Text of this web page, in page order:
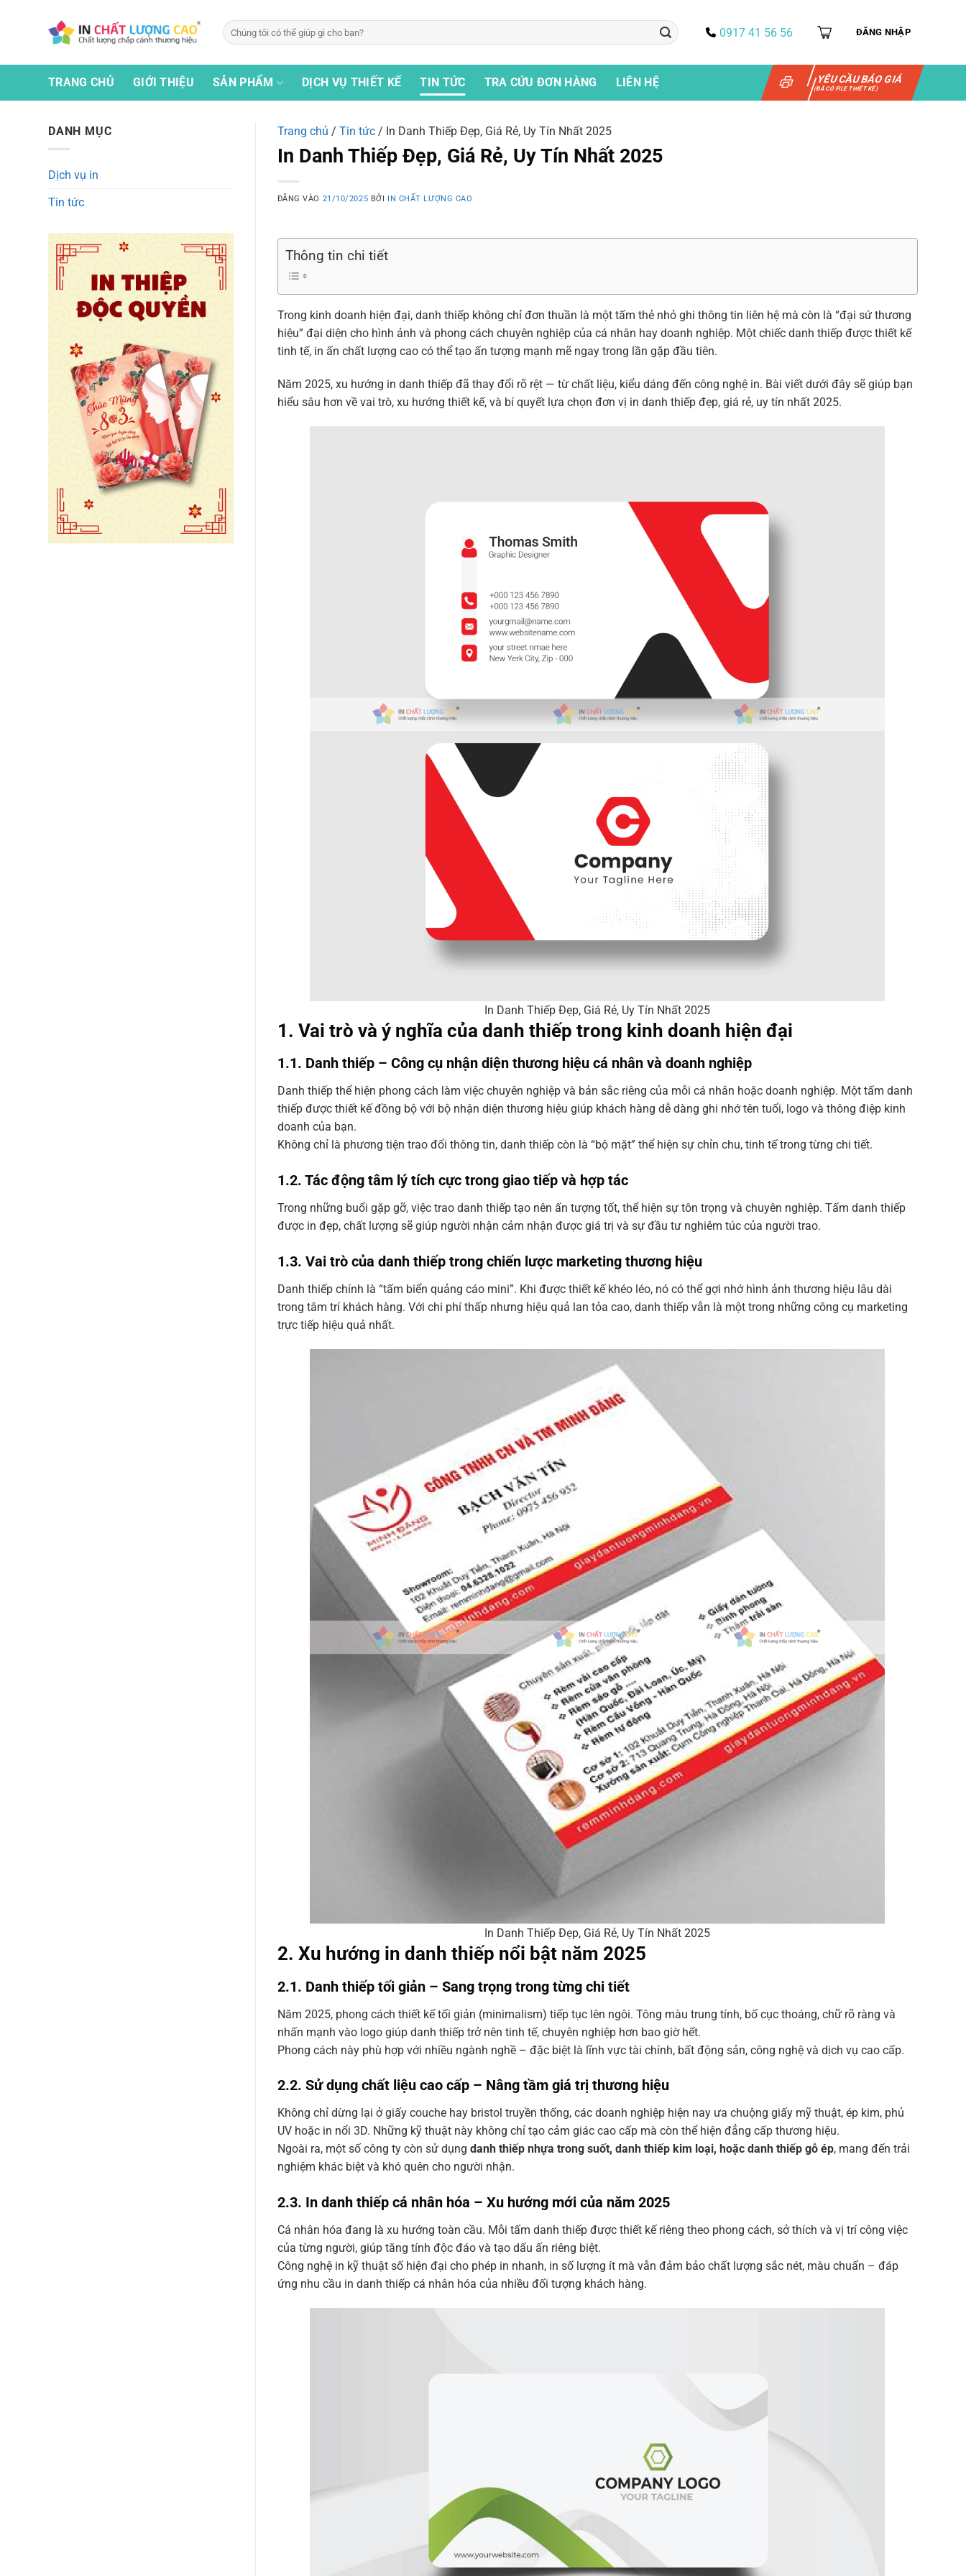
dung
Tìm
kiếm:
0917 41 56 56 ĐĂNG NHẬP
TRANG CHỦ GIỚI THIỆU SẢN PHẨM DỊCH VỤ THIẾT KẾ TIN TỨC TRA CỨU ĐƠN HÀNG LIÊN HỆ YÊU CẦU BÁO GIÁ
(ĐÃ CÓ FILE THIẾT KẾ)
DANH MỤC
Dịch vụ in
Tin tức
Trang chủ / Tin tức/ In Danh Thiếp Đẹp, Giá Rẻ, Uy Tín Nhất 2025
In Danh Thiếp Đẹp, Giá Rẻ, Uy Tín Nhất 2025
ĐĂNG VÀO 21/10/2025 BỞI IN CHẤT LƯỢNG CAO
Thông tin chi tiết
Trong kinh doanh hiện đại, danh thiếp không chỉ đơn thuần là một tấm thẻ nhỏ ghi thông tin liên hệ mà còn là “đại sứ thương
hiệu” đại diện cho hình ảnh và phong cách chuyên nghiệp của cá nhân hay doanh nghiệp. Một chiếc danh thiếp được thiết kế
tinh tế, in ấn chất lượng cao có thể tạo ấn tượng mạnh mẽ ngay trong lần gặp đầu tiên.
Năm 2025, xu hướng in danh thiếp đã thay đổi rõ rệt — từ chất liệu, kiểu dáng đến công nghệ in. Bài viết dưới đây sẽ giúp bạn
hiểu sâu hơn về vai trò, xu hướng thiết kế, và bí quyết lựa chọn đơn vị in danh thiếp đẹp, giá rẻ, uy tín nhất 2025.
In Danh Thiếp Đẹp, Giá Rẻ, Uy Tín Nhất 2025
1. Vai trò và ý nghĩa của danh thiếp trong kinh doanh hiện đại
1.1. Danh thiếp – Công cụ nhận diện thương hiệu cá nhân và doanh nghiệp
Danh thiếp thể hiện phong cách làm việc chuyên nghiệp và bản sắc riêng của mỗi cá nhân hoặc doanh nghiệp. Một tấm danh
thiếp được thiết kế đồng bộ với bộ nhận diện thương hiệu giúp khách hàng dễ dàng ghi nhớ tên tuổi, logo và thông điệp kinh
doanh của bạn.
Không chỉ là phương tiện trao đổi thông tin, danh thiếp còn là “bộ mặt” thể hiện sự chỉn chu, tinh tế trong từng chi tiết.
1.2. Tác động tâm lý tích cực trong giao tiếp và hợp tác
Trong những buổi gặp gỡ, việc trao danh thiếp tạo nên ấn tượng tốt, thể hiện sự tôn trọng và chuyên nghiệp. Tấm danh thiếp
được in đẹp, chất lượng sẽ giúp người nhận cảm nhận được giá trị và sự đầu tư nghiêm túc của người trao.
1.3. Vai trò của danh thiếp trong chiến lược marketing thương hiệu
Danh thiếp chính là “tấm biển quảng cáo mini”. Khi được thiết kế khéo léo, nó có thể gợi nhớ hình ảnh thương hiệu lâu dài
trong tâm trí khách hàng. Với chi phí thấp nhưng hiệu quả lan tỏa cao, danh thiếp vẫn là một trong những công cụ marketing
trực tiếp hiệu quả nhất.
In Danh Thiếp Đẹp, Giá Rẻ, Uy Tín Nhất 2025
2. Xu hướng in danh thiếp nổi bật năm 2025
2.1. Danh thiếp tối giản – Sang trọng trong từng chi tiết
Năm 2025, phong cách thiết kế tối giản (minimalism) tiếp tục lên ngôi. Tông màu trung tính, bố cục thoáng, chữ rõ ràng và
nhấn mạnh vào logo giúp danh thiếp trở nên tinh tế, chuyên nghiệp hơn bao giờ hết.
Phong cách này phù hợp với nhiều ngành nghề – đặc biệt là lĩnh vực tài chính, bất động sản, công nghệ và dịch vụ cao cấp.
2.2. Sử dụng chất liệu cao cấp – Nâng tầm giá trị thương hiệu
Không chỉ dừng lại ở giấy couche hay bristol truyền thống, các doanh nghiệp hiện nay ưa chuộng giấy mỹ thuật, ép kim, phủ
UV hoặc in nổi 3D. Những kỹ thuật này không chỉ tạo cảm giác cao cấp mà còn thể hiện đẳng cấp thương hiệu.
Ngoài ra, một số công ty còn sử dụng danh thiếp nhựa trong suốt, danh thiếp kim loại, hoặc danh thiếp gỗ ép, mang đến trải
nghiệm khác biệt và khó quên cho người nhận.
2.3. In danh thiếp cá nhân hóa – Xu hướng mới của năm 2025
Cá nhân hóa đang là xu hướng toàn cầu. Mỗi tấm danh thiếp được thiết kế riêng theo phong cách, sở thích và vị trí công việc
của từng người, giúp tăng tính độc đáo và tạo dấu ấn riêng biệt.
Công nghệ in kỹ thuật số hiện đại cho phép in nhanh, in số lượng ít mà vẫn đảm bảo chất lượng sắc nét, màu chuẩn – đáp
ứng nhu cầu in danh thiếp cá nhân hóa của nhiều đối tượng khách hàng.